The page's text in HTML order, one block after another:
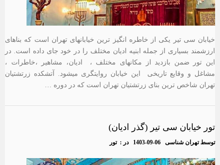
خیابان سی تیر یکی از خاطره انگیز ترین خیابانهای تهران است که بناهای
ارزشمند بسیاری از جمله ابنیه ادیان مختلف را در خود جای داده است. در
این تور ضمن بازدید از مکانهای مختلف ، ادیان، مشاهیر ،خاطرات ،
مشاغل و وقایع تاریخی این خیابان روایتگری میشود. آتشکده زرتشتیان
تهران شاخص ترین بنای زرتشتیان تهران است که در دوره …
تور خیابان سی تیر (گذر ادیان)
توسطتهران شناسی 1403-09-06 در :تور